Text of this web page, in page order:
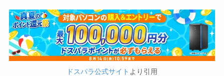
ドスパラ公式サイト より引用